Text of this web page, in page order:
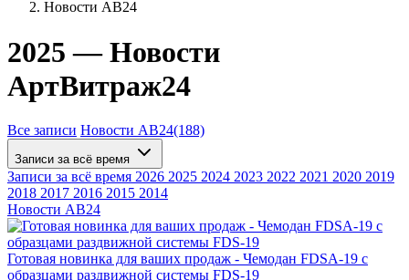
Новости АВ24
2025 — Новости
АртВитраж24
Все записи Новости АВ24(188)
Записи за всё время
Записи за всё время 2026 2025 2024 2023 2022 2021 2020 2019
2018 2017 2016 2015 2014
Новости АВ24
Готовая новинка для ваших продаж - Чемодан FDSA-19 с
образцами раздвижной системы FDS‑19